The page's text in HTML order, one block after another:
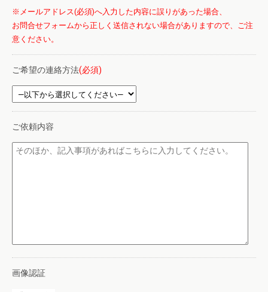
※メールアドレス(必須)へ入力した内容に誤りがあった場合、
お問合せフォームから正しく送信されない場合がありますので、ご注
意ください。
ご希望の連絡方法(必須)
ご依頼内容
画像認証